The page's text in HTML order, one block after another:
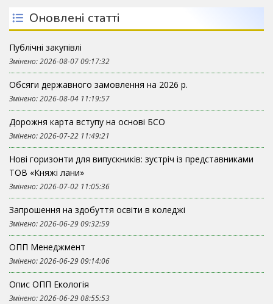
Оновлені статті
Публічні закупівлі
Змінено: 2026-08-07 09:17:32
Обсяги державного замовлення на 2026 р.
Змінено: 2026-08-04 11:19:57
Дорожня карта вступу на основі БСО
Змінено: 2026-07-22 11:49:21
Нові горизонти для випускників: зустріч із представниками
ТОВ «Княжі лани»
Змінено: 2026-07-02 11:05:36
Запрошення на здобуття освіти в коледжі
Змінено: 2026-06-29 09:32:59
ОПП Менеджмент
Змінено: 2026-06-29 09:14:06
Опис ОПП Екологія
Змінено: 2026-06-29 08:55:53